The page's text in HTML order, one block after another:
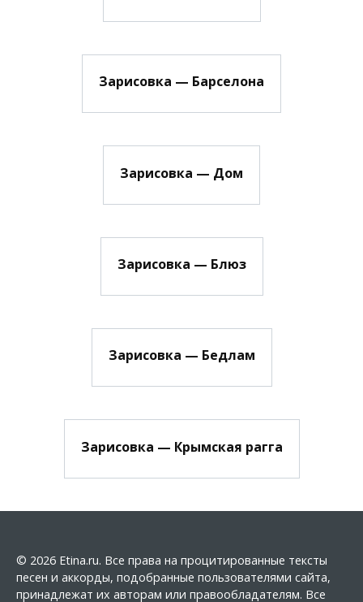
Зарисовка — Барселона
Зарисовка — Дом
Зарисовка — Блюз
Зарисовка — Бедлам
Зарисовка — Крымская рагга
© 2026 Etina.ru. Все права на процитированные тексты
песен и аккорды, подобранные пользователями сайта,
принадлежат их авторам или правообладателям. Все